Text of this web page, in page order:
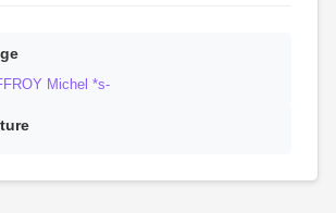
Michel *s-